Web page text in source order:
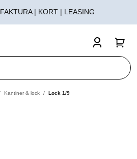
FAKTURA | KORT | LEASING
Kantiner & lock Lock 1/9